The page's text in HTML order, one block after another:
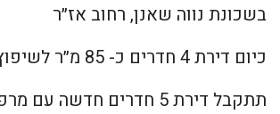
בשכונת נווה שאנן, רחוב אז״ר
כיום דירת 4 חדרים כ- 85 מ״ר לשיפוץ
תתקבל דירת 5 חדרים חדשה עם מרפסת, ממ״ד, חניה ומעלית